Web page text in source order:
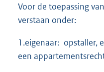
Voor de toepassing
verstaan onder:
1.eigenaar: opstaller,
een